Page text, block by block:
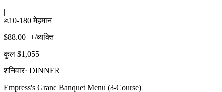
|
10-180 मेहमान
$88.00++/व्यक्ति
कुल $1,055
शनिवार· DINNER
Empress's Grand Banquet Menu (8-Course)